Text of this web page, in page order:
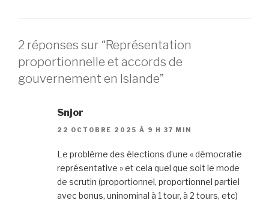
2 réponses sur “Représentation
proportionnelle et accords de
gouvernement en Islande”
Snjor
22 OCTOBRE 2025 À 9 H 37 MIN
Le problème des élections d’une « démocratie
représentative » et cela quel que soit le mode
de scrutin (proportionnel, proportionnel partiel
avec bonus, uninominal à 1 tour, à 2 tours, etc)